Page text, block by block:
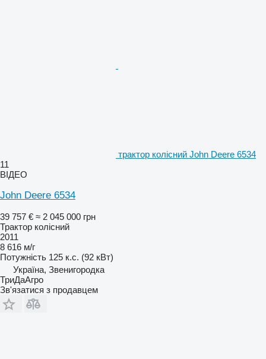
трактор колісний John Deere 6534
11
ВІДЕО
John Deere 6534
39 757 € ≈ 2 045 000 грн
Трактор колісний
2011
8 616 м/г
Потужність 125 к.с. (92 кВт)
Україна, Звенигородка
ТриДаАгро
Зв'язатися з продавцем